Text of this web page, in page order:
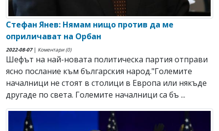
Стефан Янев: Нямам нищо против да ме
оприличават на Орбан
2022-08-07| Коментари (0)
Шефът на най-новата политическа партия отправи
ясно послание към българския народ."Големите
началници не стоят в столици в Европа или някъде
другаде по света. Големите началници са бъ ...